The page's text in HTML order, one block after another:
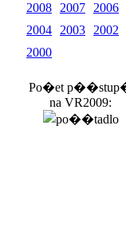
2008
2007 2006
2004
2003 2002
2000
Po�et
na VR2009: